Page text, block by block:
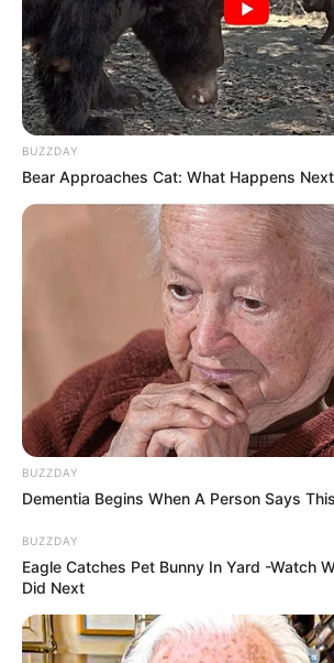
BUZZDAY
Bear Approaches Cat: What Happens
BUZZDAY
Dementia Begins When A Person Says
BUZZDAY
Eagle Catches Pet Bunny In Yard -Watch
Did Next